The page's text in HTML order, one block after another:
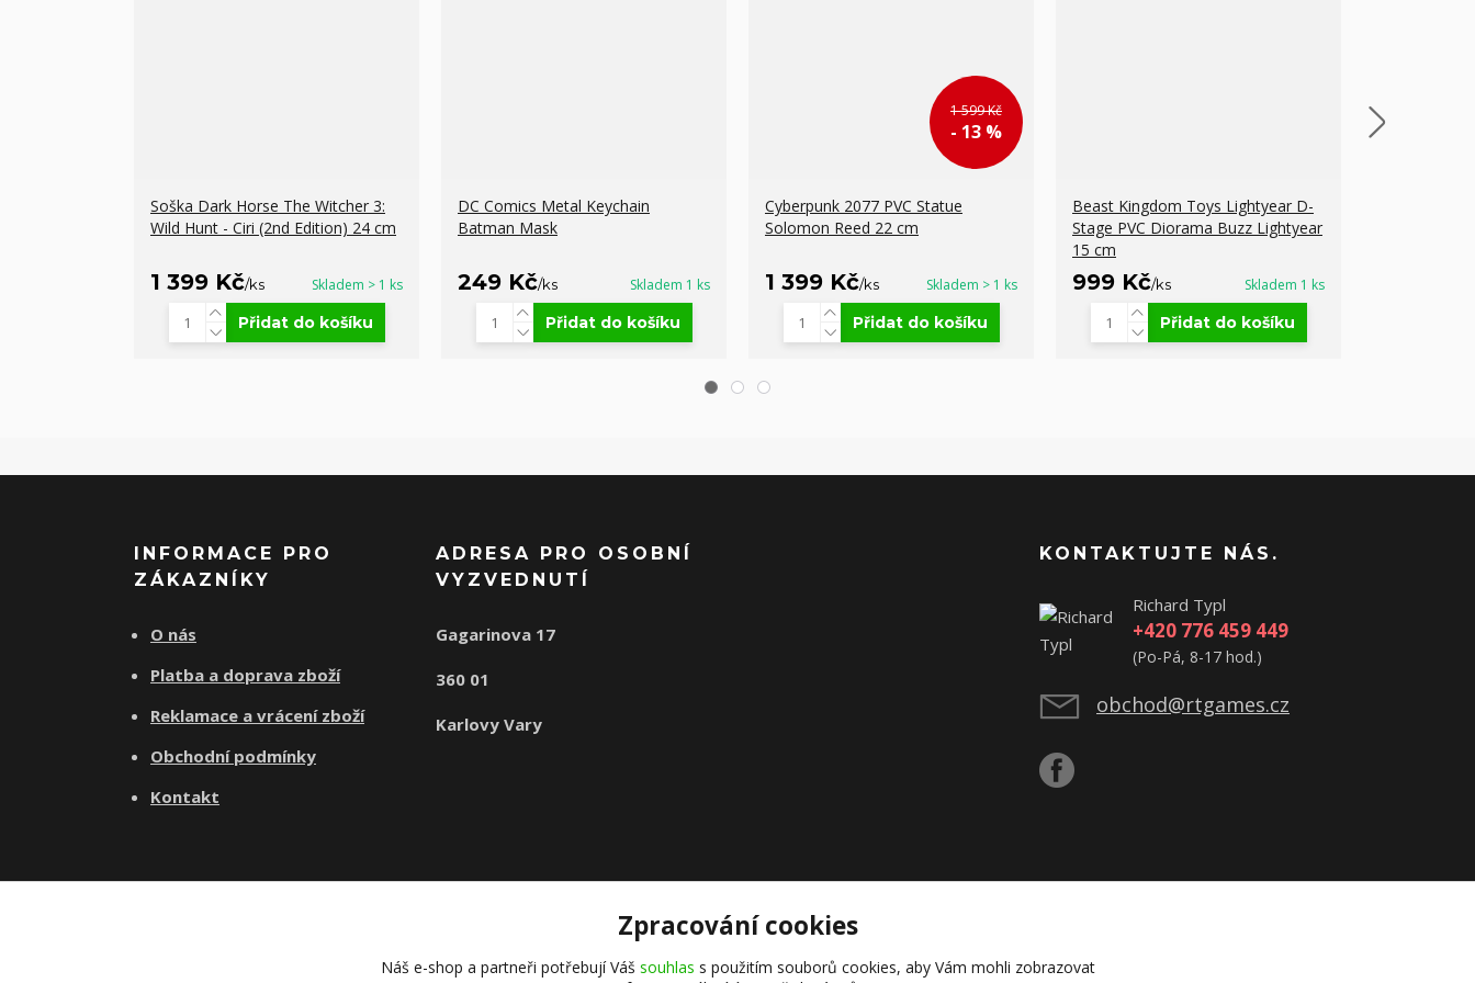
Soška Dark Horse The Witcher 3:
Wild Hunt - Ciri (2nd Edition) 24 cm
1 399 Kč/ks Skladem > 1 ks
Přidat do košíku
DC Comics Metal Keychain
Batman Mask
249 Kč/ks Skladem 1 ks
Přidat do košíku
1 599 Kč
- 13 %
Cyberpunk 2077 PVC Statue
Solomon Reed 22 cm
1 399 Kč/ks Skladem > 1 ks
Přidat do košíku
Beast Kingdom Toys Lightyear D-
Stage PVC Diorama Buzz Lightyear
15 cm
999 Kč/ks Skladem 1 ks
Přidat do košíku
INFORMACE PRO
ZÁKAZNÍKY
O nás
Platba a doprava zboží
Reklamace a vrácení zboží
Obchodní podmínky
Kontakt
ADRESA PRO OSOBNÍ
VYZVEDNUTÍ
Gagarinova 17
360 01
Karlovy Vary
KONTAKTUJTE NÁS.
Richard Typl
+420 776 459 449
(Po-Pá, 8-17 hod.)
obchod@rtgames.cz
Zpracování cookies
Náš e-shop a partneři potřebují Váš souhlas s použitím souborů cookies, aby Vám mohli zobrazovat